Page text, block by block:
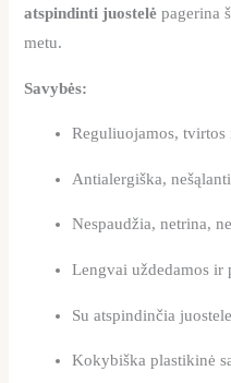
atspindinti juostelė pagerina
metu.
Savybės:
Reguliuojamos,
Antialergiška,
Nespaudžia, netrina,
Lengvai uždedamos ir
Su atspindinčia
Kokybiška plastikinė